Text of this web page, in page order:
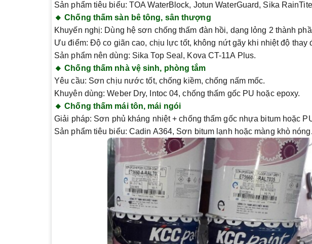
Sản phẩm tiêu biểu: TOA WaterBlock, Jotun WaterGuard, Sika
🔸 Chống thấm sàn bê tông, sân thượng
Khuyến nghị: Dùng hệ sơn chống thấm đàn hồi, dạng lỏng 2 thành
Ưu điểm: Độ co giãn cao, chịu lực tốt, không nứt gãy khi nhiệt độ thay
Sản phẩm nên dùng: Sika Top Seal, Kova CT-11A Plus.
🔸 Chống thấm nhà vệ sinh, phòng tắm
Yêu cầu: Sơn chịu nước tốt, chống kiềm, chống nấm mốc.
Khuyên dùng: Weber Dry, Intoc 04, chống thấm gốc PU hoặc epoxy.
🔸 Chống thấm mái tôn, mái ngói
Giải pháp: Sơn phủ kháng nhiệt + chống thấm gốc nhựa bitum hoặc
Sản phẩm tiêu biểu: Cadin A364, Sơn bitum lạnh hoặc màng khò nóng.